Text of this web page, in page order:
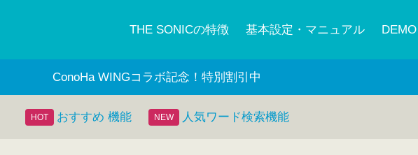
THE SONICの特徴 基本設定・マニュアル DEMO
ConoHa WINGコラボ記念！特別割引中
おすすめ 機能 人気ワード検索機能